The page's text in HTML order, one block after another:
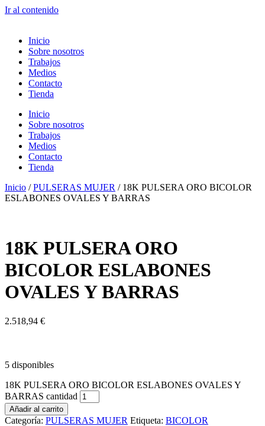
Ir al contenido
Inicio
Sobre nosotros
Trabajos
Medios
Contacto
Tienda
Inicio
Sobre nosotros
Trabajos
Medios
Contacto
Tienda
Inicio /PULSERAS MUJER / 18K PULSERA ORO BICOLOR
ESLABONES OVALES Y BARRAS
18K PULSERA ORO
BICOLOR ESLABONES
OVALES Y BARRAS
2.518,94 €
5 disponibles
18K PULSERA ORO BICOLOR ESLABONES OVALES Y
BARRAS cantidad
Añadir al carrito
Categoría: PULSERAS MUJER Etiqueta: BICOLOR